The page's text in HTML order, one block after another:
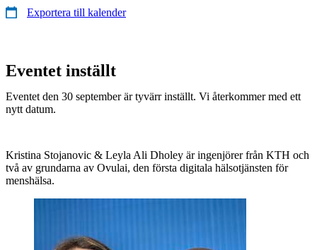
Exportera till kalender
Eventet inställt
Eventet den 30 september är tyvärr inställt. Vi återkommer med ett
nytt datum.
Kristina Stojanovic & Leyla Ali Dholey är ingenjörer från KTH och
två av grundarna av Ovulai, den första digitala hälsotjänsten för
menshälsa.